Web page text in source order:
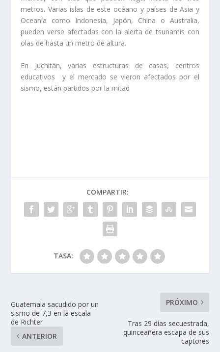
metros. Varias islas de este océano y países de Asia y
Oceanía como Indonesia, Japón, China o Australia,
pueden verse afectadas con la alerta de tsunamis con
olas de hasta un metro de altura.
En Juchitán, varias estructuras de casas, centros
educativos y el mercado se vieron afectados por el
sismo, están partidos por la mitad
COMPARTIR:
TASA:
Guatemala sacudido por un
sismo de 7,3 en la escala
de Richter
ANTERIOR
PRÓXIMO
Tras 29 días secuestrada,
quinceañera escapa de sus
captores